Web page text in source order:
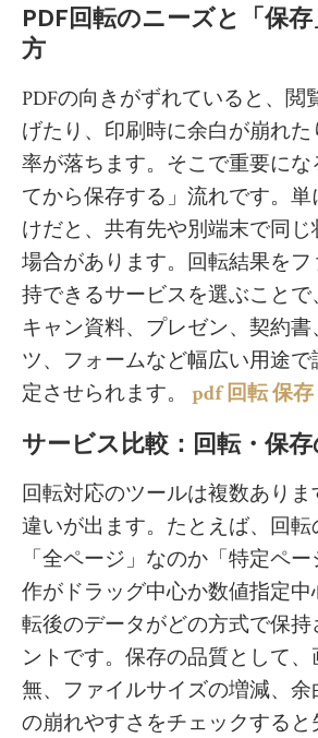
PDF回転のニーズと「保
方
PDFの向きがずれていると、閲
げたり、印刷時に余白が崩れ
率が落ちます。そこで重要にな
てから保存する」流れです。
けだと、共有先や別端末で同
場合があります。回転結果を
持できるサービスを選ぶことで
キャン資料、プレゼン、契約
ツ、フォームなど幅広い用途
定させられます。 pdf 回転 保存
サービス比較：回転・保
回転対応のツールは複数あり
違いが出ます。たとえば、回
「全ページ」なのか「特定ペ
作がドラッグ中心か数値指定中
転後のデータがどの方式で保持
ントです。保存の品質として
無、ファイルサイズの増減、余
の崩れやすさをチェックする